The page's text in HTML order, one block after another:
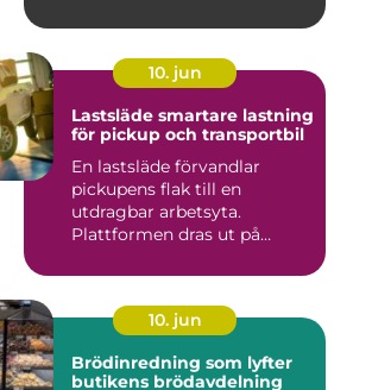
10. jun
Lastsläde smartare lastning
för pickup och transportbil
En lastsläde förvandlar
pickupens flak till en
utdragbar arbetsyta.
Plattformen dras ut på
10. jun
Brödinredning som lyfter
butikens brödavdelning